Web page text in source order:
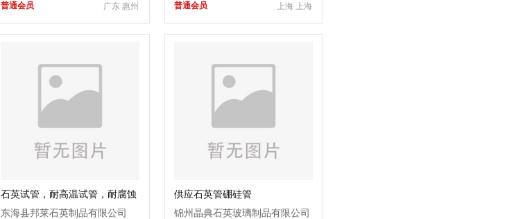
广东 惠州
普通会员 上海 上海
普通会员
石英试管，耐高温试管，耐腐蚀
试管
东海县邦莱石英制品有限公司
供应石英管硼硅管
锦州晶典石英玻璃制品有限公司